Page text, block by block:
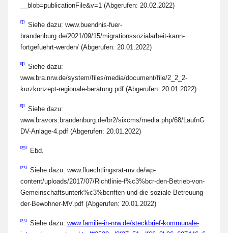
__blob=publicationFile&v=1 (Abgerufen: 20.02.2022)
[7]
Siehe dazu: www.buendnis-fuer-
brandenburg.de/2021/09/15/migrationssozialarbeit-kann-
fortgefuehrt-werden/ (Abgerufen: 20.01.2022)
[8]
Siehe dazu:
www.bra.nrw.de/system/files/media/document/file/2_2_2-
kurzkonzept-regionale-beratung.pdf (Abgerufen: 20.01.2022)
[9]
Siehe dazu:
www.bravors.brandenburg.de/br2/sixcms/media.php/68/LaufnG
DV-Anlage-4.pdf (Abgerufen: 20.01.2022)
[10] Ebd.
[11]
Siehe dazu: www.fluechtlingsrat-mv.de/wp-
content/uploads/2017/07/Richtlinie-f%c3%bcr-den-Betrieb-von-
Gemeinschaftsunterk%c3%bcnften-und-die-soziale-Betreuung-
der-Bewohner-MV.pdf (Abgerufen: 20.01.2022)
[12] Siehe dazu: www.familie-in-nrw.de/steckbrief-kommunale-